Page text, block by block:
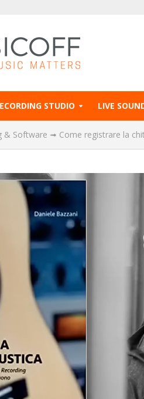
STUDIO LIVE
& Software ➟ Come registrare la